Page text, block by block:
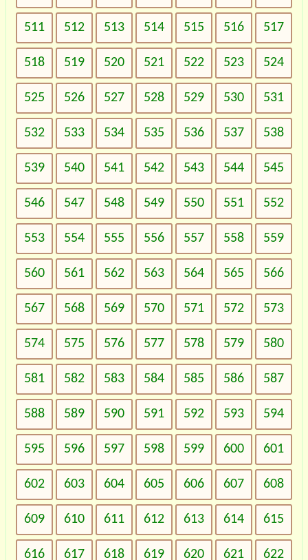
511 512 513 514 515 516 517
518 519 520 521 522 523 524
525 526 527 528 529 530 531
532 533 534 535 536 537 538
539 540 541 542 543 544 545
546 547 548 549 550 551 552
553 554 555 556 557 558 559
560 561 562 563 564 565 566
567 568 569 570 571 572 573
574 575 576 577 578 579 580
581 582 583 584 585 586 587
588 589 590 591 592 593 594
595 596 597 598 599 600 601
602 603 604 605 606 607 608
609 610 611 612 613 614 615
616 617 618 619 620 621 622